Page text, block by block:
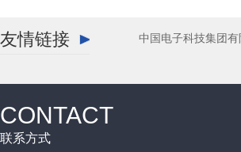
友情链接 中国电子科技集团有
CONTACT
联系方式